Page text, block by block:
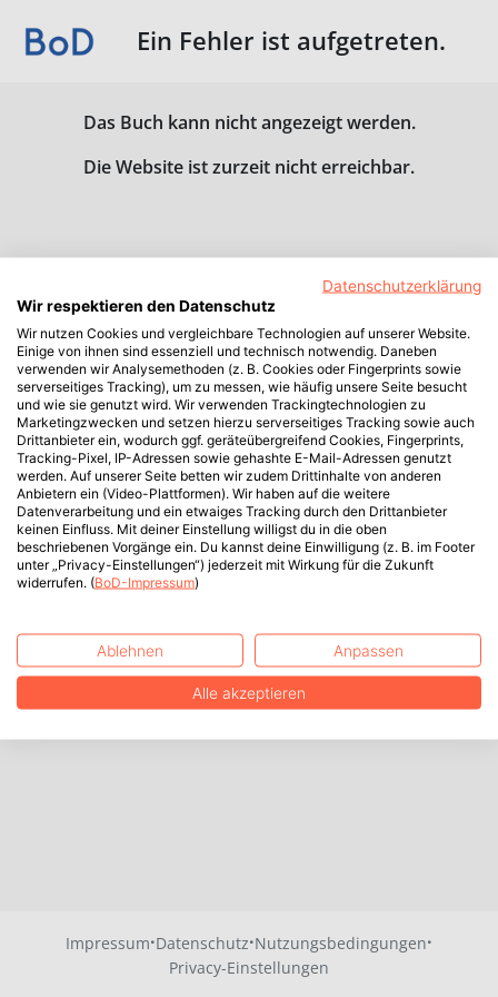
Ein Fehler ist aufgetreten.
Das Buch kann nicht angezeigt werden.
Die Website ist zurzeit nicht erreichbar.
Impressum·Datenschutz·Nutzungsbedingungen·
Privacy-Einstellungen
Datenschutzerklärung
Wir respektieren den Datenschutz
Wir nutzen Cookies und vergleichbare Technologien auf unserer Website.
Einige von ihnen sind essenziell und technisch notwendig. Daneben
verwenden wir Analysemethoden (z. B. Cookies oder Fingerprints sowie
serverseitiges Tracking), um zu messen, wie häufig unsere Seite besucht
und wie sie genutzt wird. Wir verwenden Trackingtechnologien zu
Marketingzwecken und setzen hierzu serverseitiges Tracking sowie auch
Drittanbieter ein, wodurch ggf. geräteübergreifend Cookies, Fingerprints,
Tracking-Pixel, IP-Adressen sowie gehashte E-Mail-Adressen genutzt
werden. Auf unserer Seite betten wir zudem Drittinhalte von anderen
Anbietern ein (Video-Plattformen). Wir haben auf die weitere
Datenverarbeitung und ein etwaiges Tracking durch den Drittanbieter
keinen Einfluss. Mit deiner Einstellung willigst du in die oben
beschriebenen Vorgänge ein. Du kannst deine Einwilligung (z. B. im Footer
unter „Privacy-Einstellungen“) jederzeit mit Wirkung für die Zukunft
widerrufen. (BoD-Impressum)
Ablehnen Anpassen
Alle akzeptieren